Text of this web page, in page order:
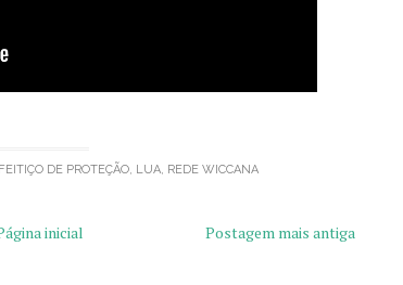
FEITIÇO DE PROTEÇÃO, LUA, REDE WICCANA
Postagem mais antiga
inicial